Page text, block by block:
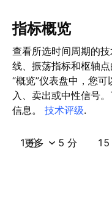
指标概览
查看所选时间周期的
线、振荡指标和枢轴
“概览”仪表盘中，您
入、卖出或中性信号
信息。 技术评级.
1 分 5 分 15
更多